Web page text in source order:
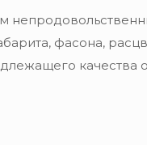
фасона,
качества